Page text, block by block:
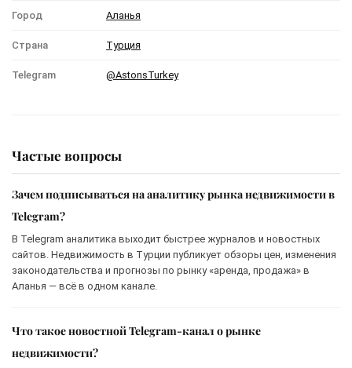
Город Аланья
Страна Турция
Telegram @AstonsTurkey
Частые вопросы
Зачем подписываться на аналитику рынка недвижимости в
Telegram?
В Telegram аналитика выходит быстрее журналов и новостных
сайтов. Недвижимость в Турции публикует обзоры цен, изменения
законодательства и прогнозы по рынку «аренда, продажа» в
Аланья — всё в одном канале.
Что такое новостной Telegram-канал о рынке
недвижимости?